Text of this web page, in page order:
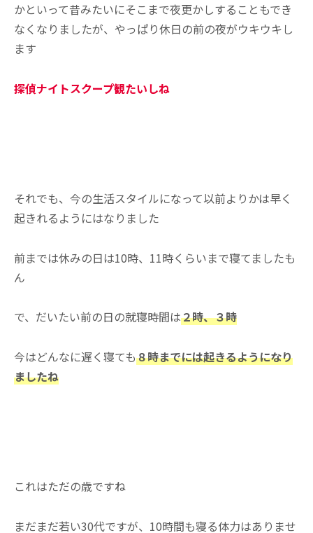
かといって昔みたいにそこまで夜更かしすることもでき
なくなりましたが、やっぱり休日の前の夜がウキウキし
ます
探偵ナイトスクープ観たいしね
それでも、今の生活スタイルになって以前よりかは早く
起きれるようにはなりました
前までは休みの日は10時、11時くらいまで寝てましたも
ん
で、だいたい前の日の就寝時間は２時、３時
今はどんなに遅く寝ても８時までには起きるようになり
ましたね
これはただの歳ですね
まだまだ若い30代ですが、10時間も寝る体力はありませ